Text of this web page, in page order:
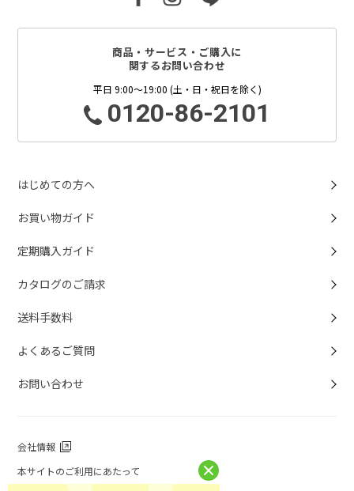
商品・サービス・ご購入に
関するお問い合わせ
平日 9:00～19:00 (土・日・祝日を除く)
0120-86-2101
はじめての方へ
お買い物ガイド
定期購入ガイド
カタログのご請求
送料手数料
よくあるご質問
お問い合わせ
会社情報
本サイトのご利用にあたって